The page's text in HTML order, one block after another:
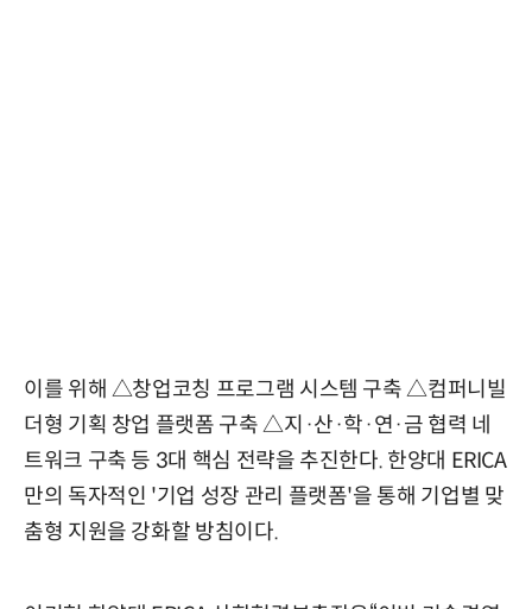
이를 위해 △창업코칭 프로그램 시스템 구축 △컴퍼니빌
더형 기획 창업 플랫폼 구축 △지·산·학·연·금 협력 네
트워크 구축 등 3대 핵심 전략을 추진한다. 한양대 ERICA
만의 독자적인 '기업 성장 관리 플랫폼'을 통해 기업별 맞
춤형 지원을 강화할 방침이다.